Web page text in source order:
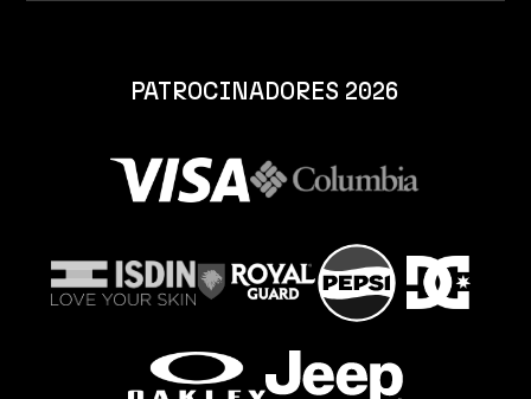
PATROCINADORES 2026